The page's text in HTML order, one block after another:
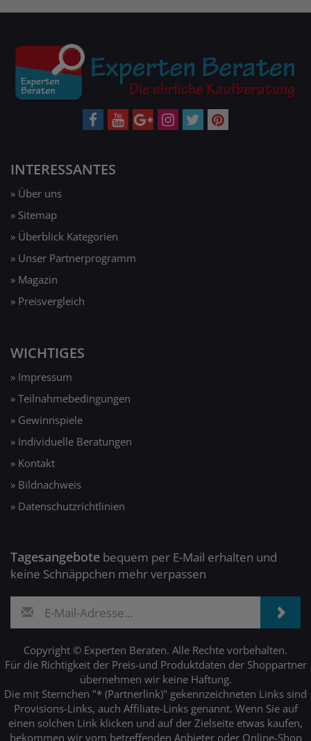
INTERESSANTES
» Über uns
» Sitemap
» Überblick Kategorien
» Unser Partnerprogramm
» Magazin
» Preisvergleich
WICHTIGES
» Impressum
» Teilnahmebedingungen
» Gewinnspiele
» Individuelle Beratungen
» Kontakt
» Bildnachweis
» Datenschutzrichtlinien
Tagesangebote bequem per E-Mail erhalten und
keine Schnäppchen mehr verpassen
Copyright © Experten Beraten. Alle Rechte vorbehalten.
Für die Richtigkeit der Preis-und Produktdaten der Shoppartner
übernehmen wir keine Haftung.
Die mit Sternchen "* (Partnerlink)" gekennzeichneten Links sind
Provisions-Links, auch Affiliate-Links genannt. Wenn Sie auf
einen solchen Link klicken und auf der Zielseite etwas kaufen,
bekommen wir vom betreffenden Anbieter oder Online-Shop